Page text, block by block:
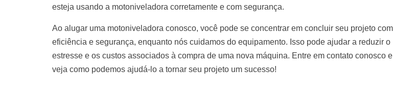
esteja usando a motoniveladora corretamente e com segurança.
Ao alugar uma motoniveladora conosco, você pode se concentrar em concluir seu projeto com
eficiência e segurança, enquanto nós cuidamos do equipamento. Isso pode ajudar a reduzir o
estresse e os custos associados à compra de uma nova máquina. Entre em contato conosco e
veja como podemos ajudá-lo a tornar seu projeto um sucesso!